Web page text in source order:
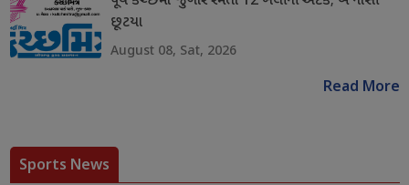
છૂટયા
August 08, Sat, 2026
Read More
Sports News